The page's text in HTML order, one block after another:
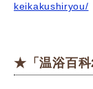
keikakushiryou/
★「温浴百科